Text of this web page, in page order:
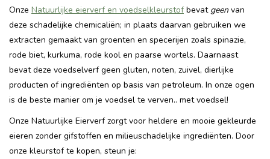
Onze Natuurlijke eierverf en voedselkleurstofbevat geenvan
deze schadelijke chemicaliën; in plaats daarvan gebruiken we
extracten gemaakt van groenten en specerijen zoals spinazie,
rode biet, kurkuma, rode kool en paarse wortels. Daarnaast
bevat deze voedselverf geen gluten, noten, zuivel, dierlijke
producten of ingrediënten op basis van petroleum. In onze ogen
is de beste manier om je voedsel te verven.. met voedsel!
Onze Natuurlijke Eierverf zorgt voor heldere en mooie gekleurde
eieren zonder gifstoffen en milieuschadelijke ingrediënten. Door
onze kleurstof te kopen, steun je: